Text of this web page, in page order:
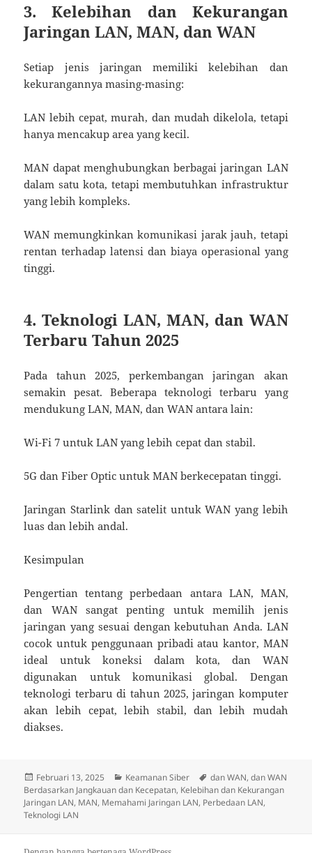
3. Kelebihan dan Kekurangan
Jaringan LAN, MAN, dan WAN
Setiap jenis jaringan memiliki kelebihan dan
kekurangannya masing-masing:
LAN lebih cepat, murah, dan mudah dikelola, tetapi
hanya mencakup area yang kecil.
MAN dapat menghubungkan berbagai jaringan LAN
dalam satu kota, tetapi membutuhkan infrastruktur
yang lebih kompleks.
WAN memungkinkan komunikasi jarak jauh, tetapi
rentan terhadap latensi dan biaya operasional yang
tinggi.
4. Teknologi LAN, MAN, dan WAN
Terbaru Tahun 2025
Pada tahun 2025, perkembangan jaringan akan
semakin pesat. Beberapa teknologi terbaru yang
mendukung LAN, MAN, dan WAN antara lain:
Wi-Fi 7 untuk LAN yang lebih cepat dan stabil.
5G dan Fiber Optic untuk MAN berkecepatan tinggi.
Jaringan Starlink dan satelit untuk WAN yang lebih
luas dan lebih andal.
Kesimpulan
Pengertian tentang perbedaan antara LAN, MAN,
dan WAN sangat penting untuk memilih jenis
jaringan yang sesuai dengan kebutuhan Anda. LAN
cocok untuk penggunaan pribadi atau kantor, MAN
ideal untuk koneksi dalam kota, dan WAN
digunakan untuk komunikasi global. Dengan
teknologi terbaru di tahun 2025, jaringan komputer
akan lebih cepat, lebih stabil, dan lebih mudah
diakses.
Diposkan
pada
Februari 13, 2025 Kategori
Keamanan Siber Tag
dan WAN,dan WAN
Berdasarkan Jangkauan dan Kecepatan, Kelebihan dan Kekurangan
Jaringan LAN, MAN, Memahami Jaringan LAN, Perbedaan LAN,
Teknologi LAN